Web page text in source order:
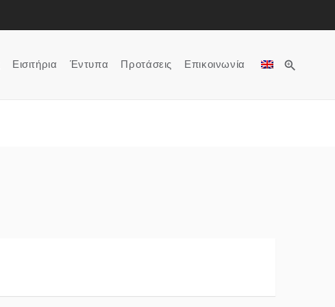
Εισιτήρια Έντυπα Προτάσεις Επικοινωνία zoom_in